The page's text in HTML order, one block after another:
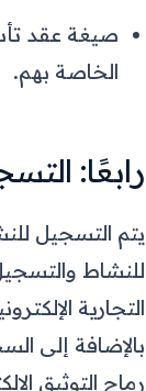
صيغة عقد
الخاصة بهم.
رابعًا:
يتم التسجيل
للنشاط
التجارية
بالإضافة إلى
رماح التوثيق